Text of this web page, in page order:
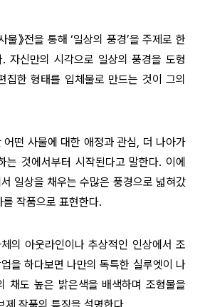
물》전을 통해 ‘일상의 풍경’을 주제로 한
자신만의 시각으로 일상의 풍경을 도형
집한 형태를 입체물로 만드는 것이 그의
떤 사물에 대한 애정과 관심, 더 나아가
는 것에서부터 시작된다고 말한다. 이에
일상을 채우는 수많은 풍경으로 넓혀갔
작품으로 표현한다.
의 아웃라인이나 추상적인 인상에서 조
을 하다보면 나만의 독특한 실루엣이 나
채도 높은 밝은색을 배색하며 조형물을